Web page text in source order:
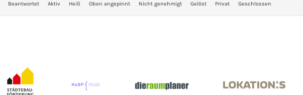
Beantwortet Aktiv Heiß Oben angepinnt Nicht genehmigt Gelöst Privat Geschlossen